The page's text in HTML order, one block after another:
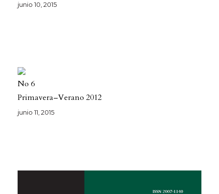
junio 10, 2015
No 6
Primavera–Verano 2012
junio 11, 2015